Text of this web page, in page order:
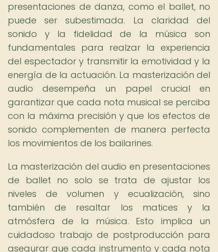
presentaciones de danza, como el ballet, no
puede ser subestimada. La claridad del
sonido y la fidelidad de la música son
fundamentales para realzar la experiencia
del espectador y transmitir la emotividad y la
energía de la actuación. La masterización del
audio desempeña un papel crucial en
garantizar que cada nota musical se perciba
con la máxima precisión y que los efectos de
sonido complementen de manera perfecta
los movimientos de los bailarines.
La masterización del audio en presentaciones
de ballet no solo se trata de ajustar los
niveles de volumen y ecualización, sino
también de resaltar los matices y la
atmósfera de la música. Esto implica un
cuidadoso trabajo de postproducción para
asegurar que cada instrumento y cada nota